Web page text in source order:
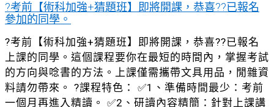
?考前【術科加強+猜題班】即將開課，恭喜??已報名
參加的同學。
?考前【術科加強+猜題班】即將開課，恭喜??已報名
上課的同學。這個課程要你在最短的時間內，掌握考試
的方向與唸書的方法。上課僅需攜帶文具用品，閒雜資
料請勿帶來。 ?課程特色： ✅1、準備時間最少：考前
一個月再進入精讀。 ✅2、研讀內容精簡：針對上課講